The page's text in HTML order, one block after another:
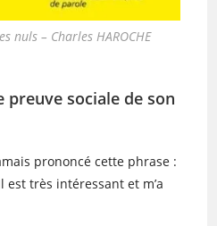
nuls – Charles HAROCHE
preuve sociale de son
prononcé cette phrase :
est très intéressant et m’a